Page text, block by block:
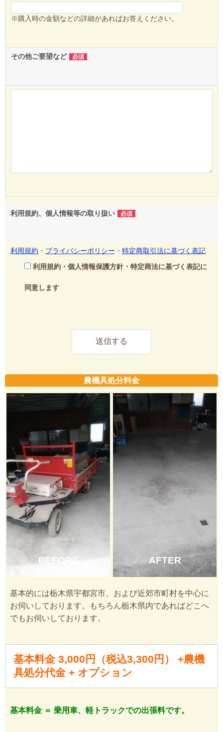
※購入時の金額などの詳細があればお答えください。
その他ご要望など 必須
利用規約、個人情報等の取り扱い 必須
利用規約 ・ プライバシーポリシー ・ 特定商取引法に基づく表記
利用規約・個人情報保護方針・特定商法に基づく表記に
同意します
農機具処分料金
BEFORE AFTER
基本的には栃木県宇都宮市、および近郊市町村を中心に
お伺いしております。もちろん栃木県内であればどこへ
でもお伺いしております。
基本料金 3,000円（税込3,300円） +農機
具処分代金 + オプション
基本料金 ＝ 乗用車、軽トラックでの出張料です。